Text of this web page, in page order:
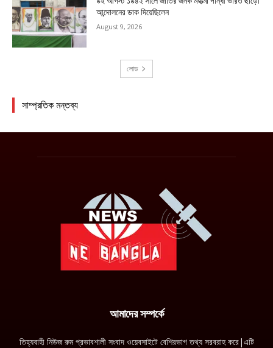
আমাদের সম্পর্কে
তিহ্যবাহী নিউজ রুম প্রভাবশালী সংবাদ ওয়েবসাইটে বেশিরভাগ তথ্য সরবরাহ করে|এটি